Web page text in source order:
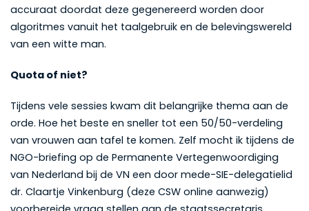
accuraat doordat deze gegenereerd worden door
algoritmes vanuit het taalgebruik en de belevingswereld
van een witte man.
Quota of niet?
Tijdens vele sessies kwam dit belangrijke thema aan de
orde. Hoe het beste en sneller tot een 50/50-verdeling
van vrouwen aan tafel te komen. Zelf mocht ik tijdens de
NGO-briefing op de Permanente Vertegenwoordiging
van Nederland bij de VN een door mede-SIE-delegatielid
dr. Claartje Vinkenburg (deze CSW online aanwezig)